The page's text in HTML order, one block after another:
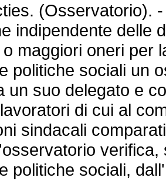
(Osservatorio). -
indipendente delle
maggiori oneri per
politiche sociali un
un suo delegato e
di cui al
sindacali
politiche sociali,